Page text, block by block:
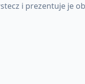
i prezentuje je